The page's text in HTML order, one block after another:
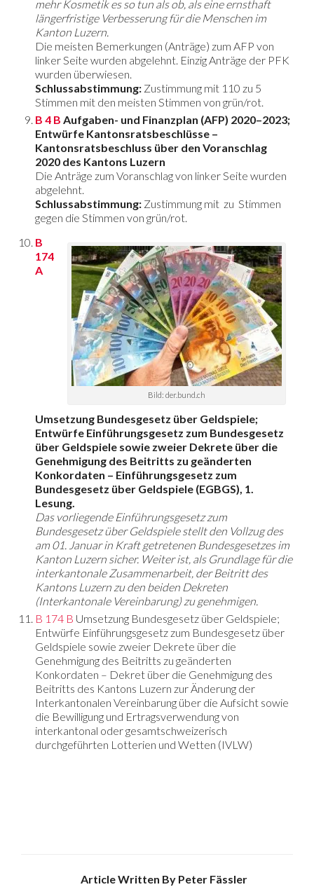
mehr Kosmetik es so tun als ob, als eine ernsthaft
längerfristige Verbesserung für die Menschen im
Kanton Luzern.
Die meisten Bemerkungen (Anträge) zum AFP von
linker Seite wurden abgelehnt. Einzig Anträge der PFK
wurden überwiesen.
Schlussabstimmung: Zustimmung mit 110 zu 5
Stimmen mit den meisten Stimmen von grün/rot.
B 4 B Aufgaben- und Finanzplan (AFP) 2020–2023;
Entwürfe Kantonsratsbeschlüsse –
Kantonsratsbeschluss über den Voranschlag
2020 des Kantons Luzern
Die Anträge zum Voranschlag von linker Seite wurden
abgelehnt.
Schlussabstimmung: Zustimmung mit zu Stimmen
gegen die Stimmen von grün/rot.
Bild: der.bund.ch
B
174
A
Umsetzung Bundesgesetz über Geldspiele;
Entwürfe Einführungsgesetz zum Bundesgesetz
über Geldspiele sowie zweier Dekrete über die
Genehmigung des Beitritts zu geänderten
Konkordaten – Einführungsgesetz zum
Bundesgesetz über Geldspiele (EGBGS), 1.
Lesung.
Das vorliegende Einführungsgesetz zum
Bundesgesetz über Geldspiele stellt den Vollzug des
am 01. Januar in Kraft getretenen Bundesgesetzes im
Kanton Luzern sicher. Weiter ist, als Grundlage für die
interkantonale Zusammenarbeit, der Beitritt des
Kantons Luzern zu den beiden Dekreten
(Interkantonale Vereinbarung) zu genehmigen.
B 174 B Umsetzung Bundesgesetz über Geldspiele;
Entwürfe Einführungsgesetz zum Bundesgesetz über
Geldspiele sowie zweier Dekrete über die
Genehmigung des Beitritts zu geänderten
Konkordaten – Dekret über die Genehmigung des
Beitritts des Kantons Luzern zur Änderung der
Interkantonalen Vereinbarung über die Aufsicht sowie
die Bewilligung und Ertragsverwendung von
interkantonal oder gesamtschweizerisch
durchgeführten Lotterien und Wetten (IVLW)
Article Written By Peter Fässler